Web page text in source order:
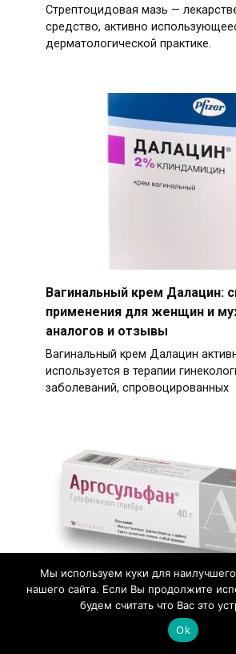
Стрептоцидовая мазь —
средство, активно
дерматологической практике.
Вагинальный крем Далацин:
применения для женщин и
аналогов и отзывы
Вагинальный крем Далацин
используется в терапии
заболеваний, спровоцированных
Мазь Аргосульфан –
Мы используем куки для
нашего сайта. Если Вы продолжите
будем считать что Вас это
Ok